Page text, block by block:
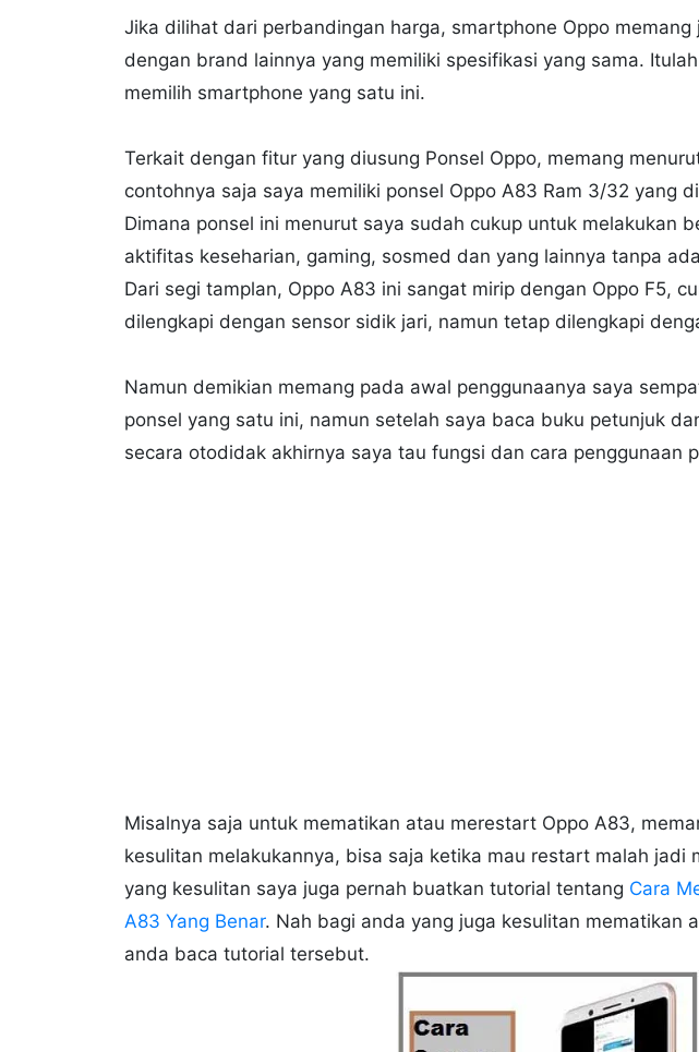
Jika dilihat dari perbandingan harga, smartphone Oppo
dengan brand lainnya yang memiliki spesifikasi yang sama.
memilih smartphone yang satu ini.
Terkait dengan fitur yang diusung Ponsel Oppo, memang
contohnya saja saya memiliki ponsel Oppo A83 Ram 3/32 yang
Dimana ponsel ini menurut saya sudah cukup untuk melakukan
aktifitas keseharian, gaming, sosmed dan yang lainnya tanpa
Dari segi tamplan, Oppo A83 ini sangat mirip dengan Oppo F5,
dilengkapi dengan sensor sidik jari, namun tetap dilengkapi
Namun demikian memang pada awal penggunaanya saya
ponsel yang satu ini, namun setelah saya baca buku petunjuk
secara otodidak akhirnya saya tau fungsi dan cara penggunaan
Misalnya saja untuk mematikan atau merestart Oppo A83,
kesulitan melakukannya, bisa saja ketika mau restart malah jadi
yang kesulitan saya juga pernah buatkan tutorial tentang Cara
A83 Yang Benar. Nah bagi anda yang juga kesulitan mematikan
anda baca tutorial tersebut.